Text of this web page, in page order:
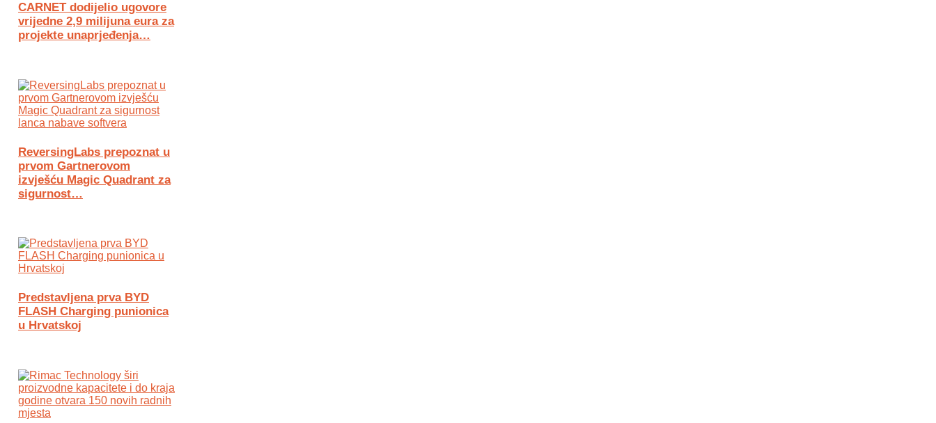
CARNET dodijelio ugovore
vrijedne 2,9 milijuna eura za
projekte unaprjeđenja…
ReversingLabs prepoznat u
prvom Gartnerovom
izvješću Magic Quadrant za
sigurnost…
Predstavljena prva BYD
FLASH Charging punionica
u Hrvatskoj